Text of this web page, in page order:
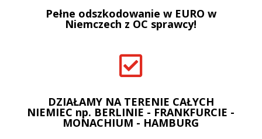
Pełne odszkodowanie w EURO w
Niemczech z OC sprawcy!

DZIAŁAMY NA TERENIE CAŁYCH
NIEMIEC np. BERLINIE - FRANKFURCIE -
MONACHIUM - HAMBURG